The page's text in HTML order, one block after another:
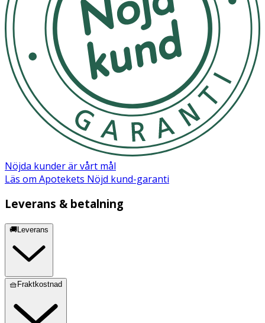
Hydrogenated Glyceryl Palmate, Glycerin, PEG7 Glyceryl
Cocoate, Sodium Cocoyl Apple Amino Acids,
Cocamidopropyl Betaine, Propanediol, Caprylyl/Capryl
Glucoside, Polyquaternium7, Betaine, Sodium Benzoate,
Parfum, Saccharide Isomerate, Potassium Sorbate,
Camellia Sinensis Leaf Extract, Sodium Phytate, Citric Acid,
Sodium Citrate, Alcohol, Limonene
Nöjda kunder är vårt mål
Läs om Apotekets Nöjd kund-garanti
Leverans & betalning
🚚Leverans
🧺Fraktkostnad